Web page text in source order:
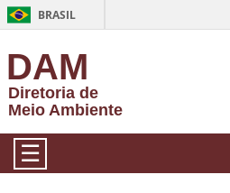
BRASIL
DAM
Diretoria de
Meio Ambiente
☰